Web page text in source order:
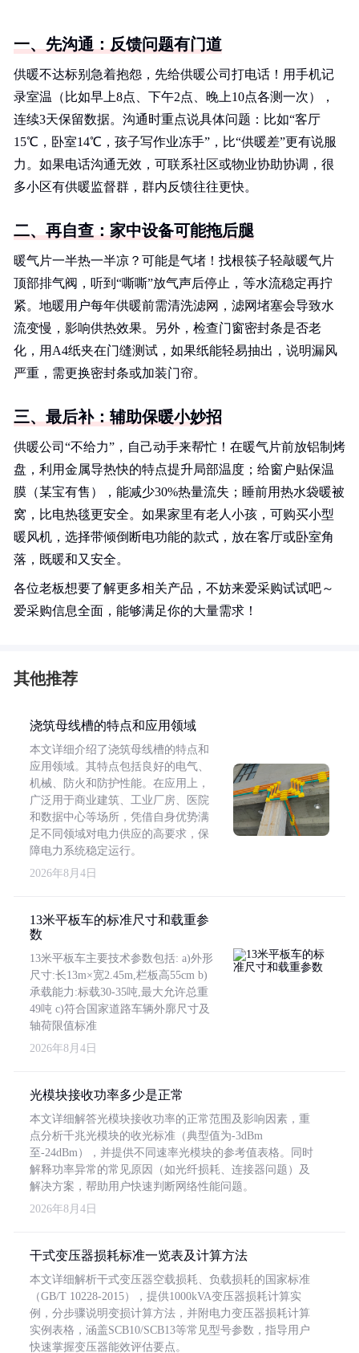
一、先沟通：反馈问题有门道
供暖不达标别急着抱怨，先给供暖公司打电话！用手机记
录室温（比如早上8点、下午2点、晚上10点各测一次），
连续3天保留数据。沟通时重点说具体问题：比如“客厅
15℃，卧室14℃，孩子写作业冻手”，比“供暖差”更有说服
力。如果电话沟通无效，可联系社区或物业协助协调，很
多小区有供暖监督群，群内反馈往往更快。
二、再自查：家中设备可能拖后腿
暖气片一半热一半凉？可能是气堵！找根筷子轻敲暖气片
顶部排气阀，听到“嘶嘶”放气声后停止，等水流稳定再拧
紧。地暖用户每年供暖前需清洗滤网，滤网堵塞会导致水
流变慢，影响供热效果。另外，检查门窗密封条是否老
化，用A4纸夹在门缝测试，如果纸能轻易抽出，说明漏风
严重，需更换密封条或加装门帘。
三、最后补：辅助保暖小妙招
供暖公司“不给力”，自己动手来帮忙！在暖气片前放铝制烤
盘，利用金属导热快的特点提升局部温度；给窗户贴保温
膜（某宝有售），能减少30%热量流失；睡前用热水袋暖被
窝，比电热毯更安全。如果家里有老人小孩，可购买小型
暖风机，选择带倾倒断电功能的款式，放在客厅或卧室角
落，既暖和又安全。
各位老板想要了解更多相关产品，不妨来爱采购试试吧～
爱采购信息全面，能够满足你的大量需求！
其他推荐
浇筑母线槽的特点和应用领域
本文详细介绍了浇筑母线槽的特点和
应用领域。其特点包括良好的电气、
机械、防火和防护性能。在应用上，
广泛用于商业建筑、工业厂房、医院
和数据中心等场所，凭借自身优势满
足不同领域对电力供应的高要求，保
障电力系统稳定运行。
2026年8月4日
13米平板车的标准尺寸和载重参
数
13米平板车主要技术参数包括: a)外形
尺寸:长13m×宽2.45m,栏板高55cm b)
承载能力:标载30-35吨,最大允许总重
49吨 c)符合国家道路车辆外廓尺寸及
轴荷限值标准
2026年8月4日
光模块接收功率多少是正常
本文详细解答光模块接收功率的正常范围及影响因素，重
点分析千兆光模块的收光标准（典型值为-3dBm
至-24dBm），并提供不同速率光模块的参考值表格。同时
解释功率异常的常见原因（如光纤损耗、连接器问题）及
解决方案，帮助用户快速判断网络性能问题。
2026年8月4日
干式变压器损耗标准一览表及计算方法
本文详细解析干式变压器空载损耗、负载损耗的国家标准
（GB/T 10228-2015），提供1000kVA变压器损耗计算实
例，分步骤说明变损计算方法，并附电力变压器损耗计算
实例表格，涵盖SCB10/SCB13等常见型号参数，指导用户
快速掌握变压器能效评估要点。